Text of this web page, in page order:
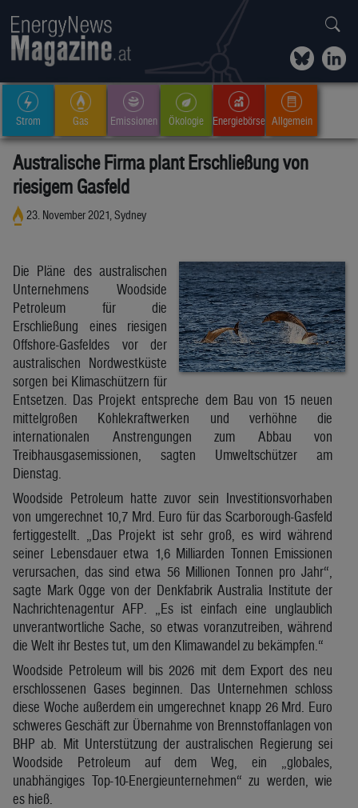
Strom Gas Emissionen Ökologie Energiebörse Allgemein
Australische Firma plant Erschließung von
riesigem Gasfeld
23. November 2021, Sydney
Die Pläne des australischen
Unternehmens Woodside
Petroleum für die
Erschließung eines riesigen
Offshore-Gasfeldes vor der
australischen Nordwestküste
sorgen bei Klimaschützern für
Entsetzen. Das Projekt entspreche dem Bau von 15 neuen
mittelgroßen Kohlekraftwerken und verhöhne die
internationalen Anstrengungen zum Abbau von
Treibhausgasemissionen, sagten Umweltschützer am
Dienstag.
Woodside Petroleum hatte zuvor sein Investitionsvorhaben
von umgerechnet 10,7 Mrd. Euro für das Scarborough-Gasfeld
fertiggestellt. „Das Projekt ist sehr groß, es wird während
seiner Lebensdauer etwa 1,6 Milliarden Tonnen Emissionen
verursachen, das sind etwa 56 Millionen Tonnen pro Jahr“,
sagte Mark Ogge von der Denkfabrik Australia Institute der
Nachrichtenagentur AFP. „Es ist einfach eine unglaublich
unverantwortliche Sache, so etwas voranzutreiben, während
die Welt ihr Bestes tut, um den Klimawandel zu bekämpfen.“
Woodside Petroleum will bis 2026 mit dem Export des neu
erschlossenen Gases beginnen. Das Unternehmen schloss
diese Woche außerdem ein umgerechnet knapp 26 Mrd. Euro
schweres Geschäft zur Übernahme von Brennstoffanlagen von
BHP ab. Mit Unterstützung der australischen Regierung sei
Woodside Petroleum auf dem Weg, ein „globales,
unabhängiges Top-10-Energieunternehmen“ zu werden, wie
es hieß.